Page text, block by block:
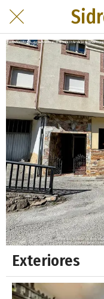
Exteriores